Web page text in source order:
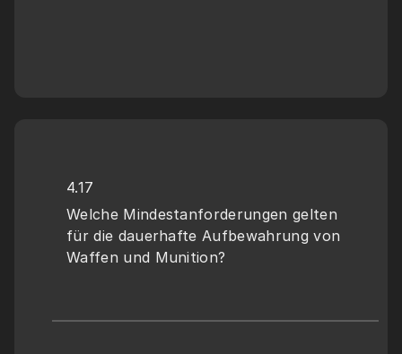
4.17
Welche Mindestanforderungen gelten
für die dauerhafte Aufbewahrung von
Waffen und Munition?